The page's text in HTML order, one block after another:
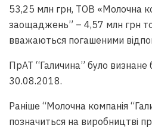
53,25 млн грн, ТОВ «Молочна
заощаджень” – 4,57 млн грн
вважаються погашеними
ПрАТ “Галичина” було визнане
30.08.2018.
Раніше “Молочна компанія
позначиться на виробництві